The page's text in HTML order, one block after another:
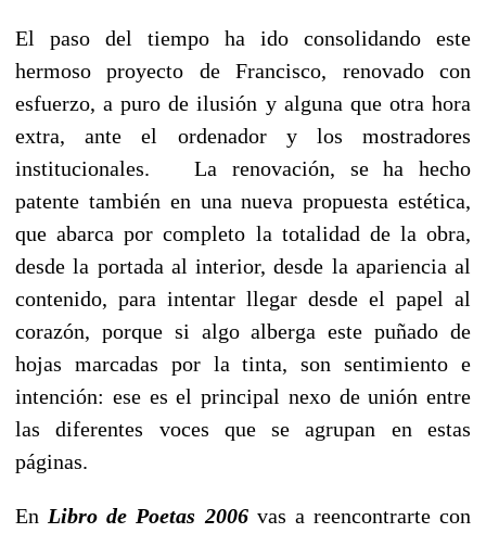
El paso del tiempo ha ido consolidando este
hermoso proyecto de Francisco, renovado con
esfuerzo, a puro de ilusión y alguna que otra hora
extra, ante el ordenador y los mostradores
institucionales. La renovación, se ha hecho
patente también en una nueva propuesta estética,
que abarca por completo la totalidad de la obra,
desde la portada al interior, desde la apariencia al
contenido, para intentar llegar desde el papel al
corazón, porque si algo alberga este puñado de
hojas marcadas por la tinta, son sentimiento e
intención: ese es el principal nexo de unión entre
las diferentes voces que se agrupan en estas
páginas.
En Libro de Poetas 2006 vas a reencontrarte con